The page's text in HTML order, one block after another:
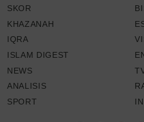
SKOR
KHAZANAH
IQRA
ISLAM DIGEST
NEWS
ANALISIS
SPORT